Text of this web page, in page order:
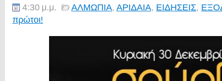
4:30 μ.μ. ΑΛΜΩΠΙΑ, ΑΡΙΔΑΙΑ, ΕΙΔΗΣΕΙΣ,
πρώτοι!